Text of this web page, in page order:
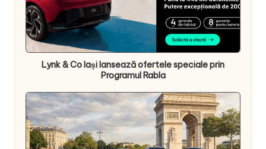
Lynk & Co Iași lansează ofertele speciale prin
Programul Rabla